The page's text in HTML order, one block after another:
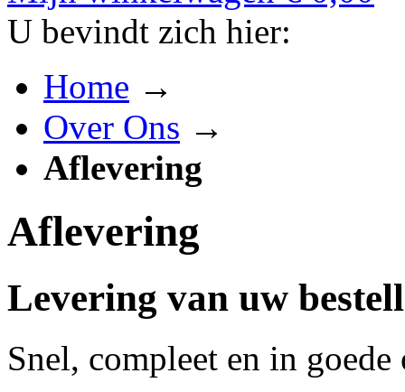
U bevindt zich hier:
Home →
Over Ons →
Aflevering
Aflevering
Levering van uw
Snel, compleet en in goede